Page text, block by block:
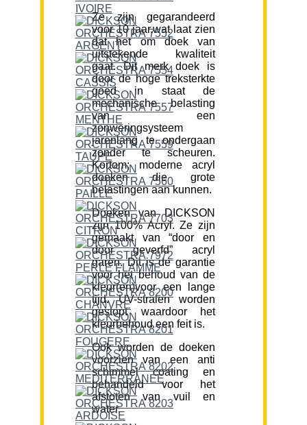
Ze zijn gegarandeerd
voor 10 jaar,wat laat zien
dat het om doek van
uitstekende kwaliteit
gaat. Dit merk doek is
door de hoge treksterkte
goed in staat de
mechanische belasting
van een
zonweringsysteem
jarenlang te ondergaan
zonder te scheuren.
Kortom; moderne acryl
doeken die grote
belastingen aan kunnen.
Doeken van DICKSON
zijn 100% Acryl. Ze zijn
gemaakt van “door en
door geverfd” acryl
garen. Dit is de garantie
voor het behoud van de
kleur(en)voor een lange
tijd. UV-stralen worden
gestopt waardoor het
kleurbehoud een feit is.
Ook worden de doeken
voorzien van een anti
schimmel coating en
behandeld voor het
afstoten van vuil en
water.